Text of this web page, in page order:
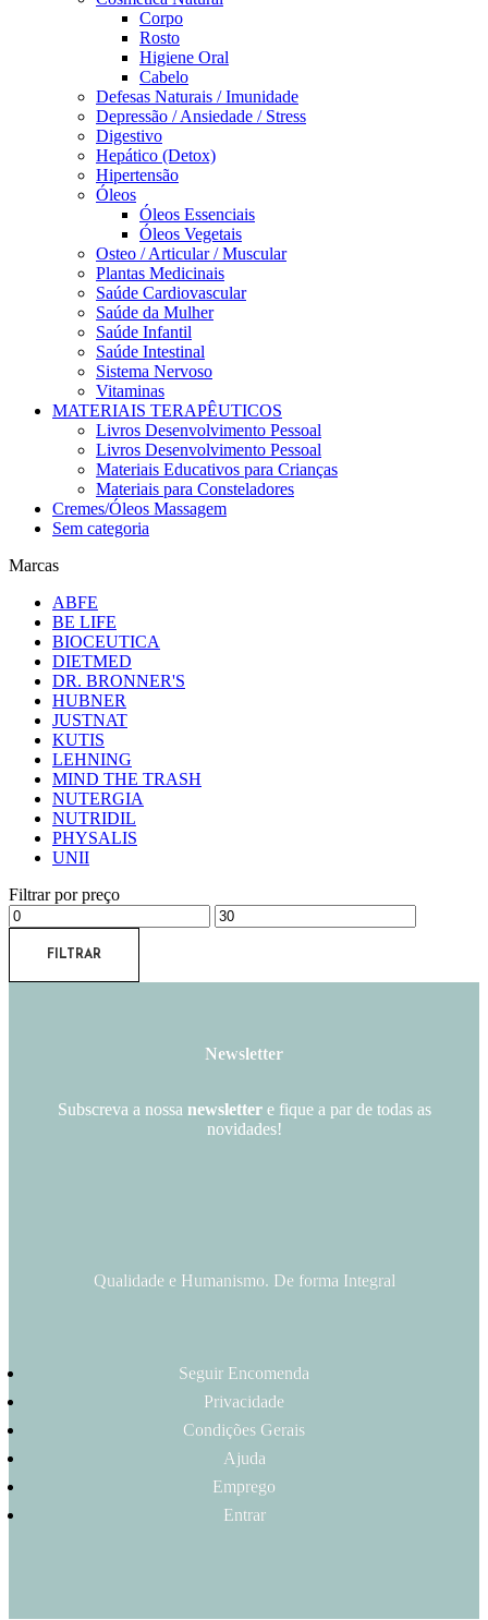
Corpo
Rosto
Higiene Oral
Cabelo
Defesas Naturais / Imunidade
Depressão / Ansiedade / Stress
Digestivo
Hepático (Detox)
Hipertensão
Óleos
Óleos Essenciais
Óleos Vegetais
Osteo / Articular / Muscular
Plantas Medicinais
Saúde Cardiovascular
Saúde da Mulher
Saúde Infantil
Saúde Intestinal
Sistema Nervoso
Vitaminas
MATERIAIS TERAPÊUTICOS
Livros Desenvolvimento Pessoal
Livros Desenvolvimento Pessoal
Materiais Educativos para Crianças
Materiais para Consteladores
Cremes/Óleos Massagem
Sem categoria
Marcas
ABFE
BE LIFE
BIOCEUTICA
DIETMED
DR. BRONNER'S
HUBNER
JUSTNAT
KUTIS
LEHNING
MIND THE TRASH
NUTERGIA
NUTRIDIL
PHYSALIS
UNII
Filtrar por preço
FILTRAR
Newsletter
Subscreva a nossa newslettere fique a par de todas as
novidades!
Qualidade e Humanismo. De forma Integral
Seguir Encomenda
Privacidade
Condições Gerais
Ajuda
Emprego
Entrar